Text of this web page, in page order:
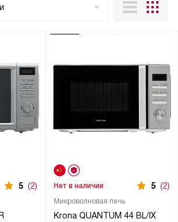
5 (2)
Микроволновая печь
Krona QUANTUM 44 BL/IX
Нет в наличии 5 (2)